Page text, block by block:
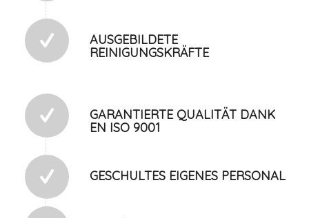
AUSGEBILDETE
REINIGUNGSKRÄFTE
GARANTIERTE QUALITÄT DANK
EN ISO 9001
GESCHULTES EIGENES PERSONAL